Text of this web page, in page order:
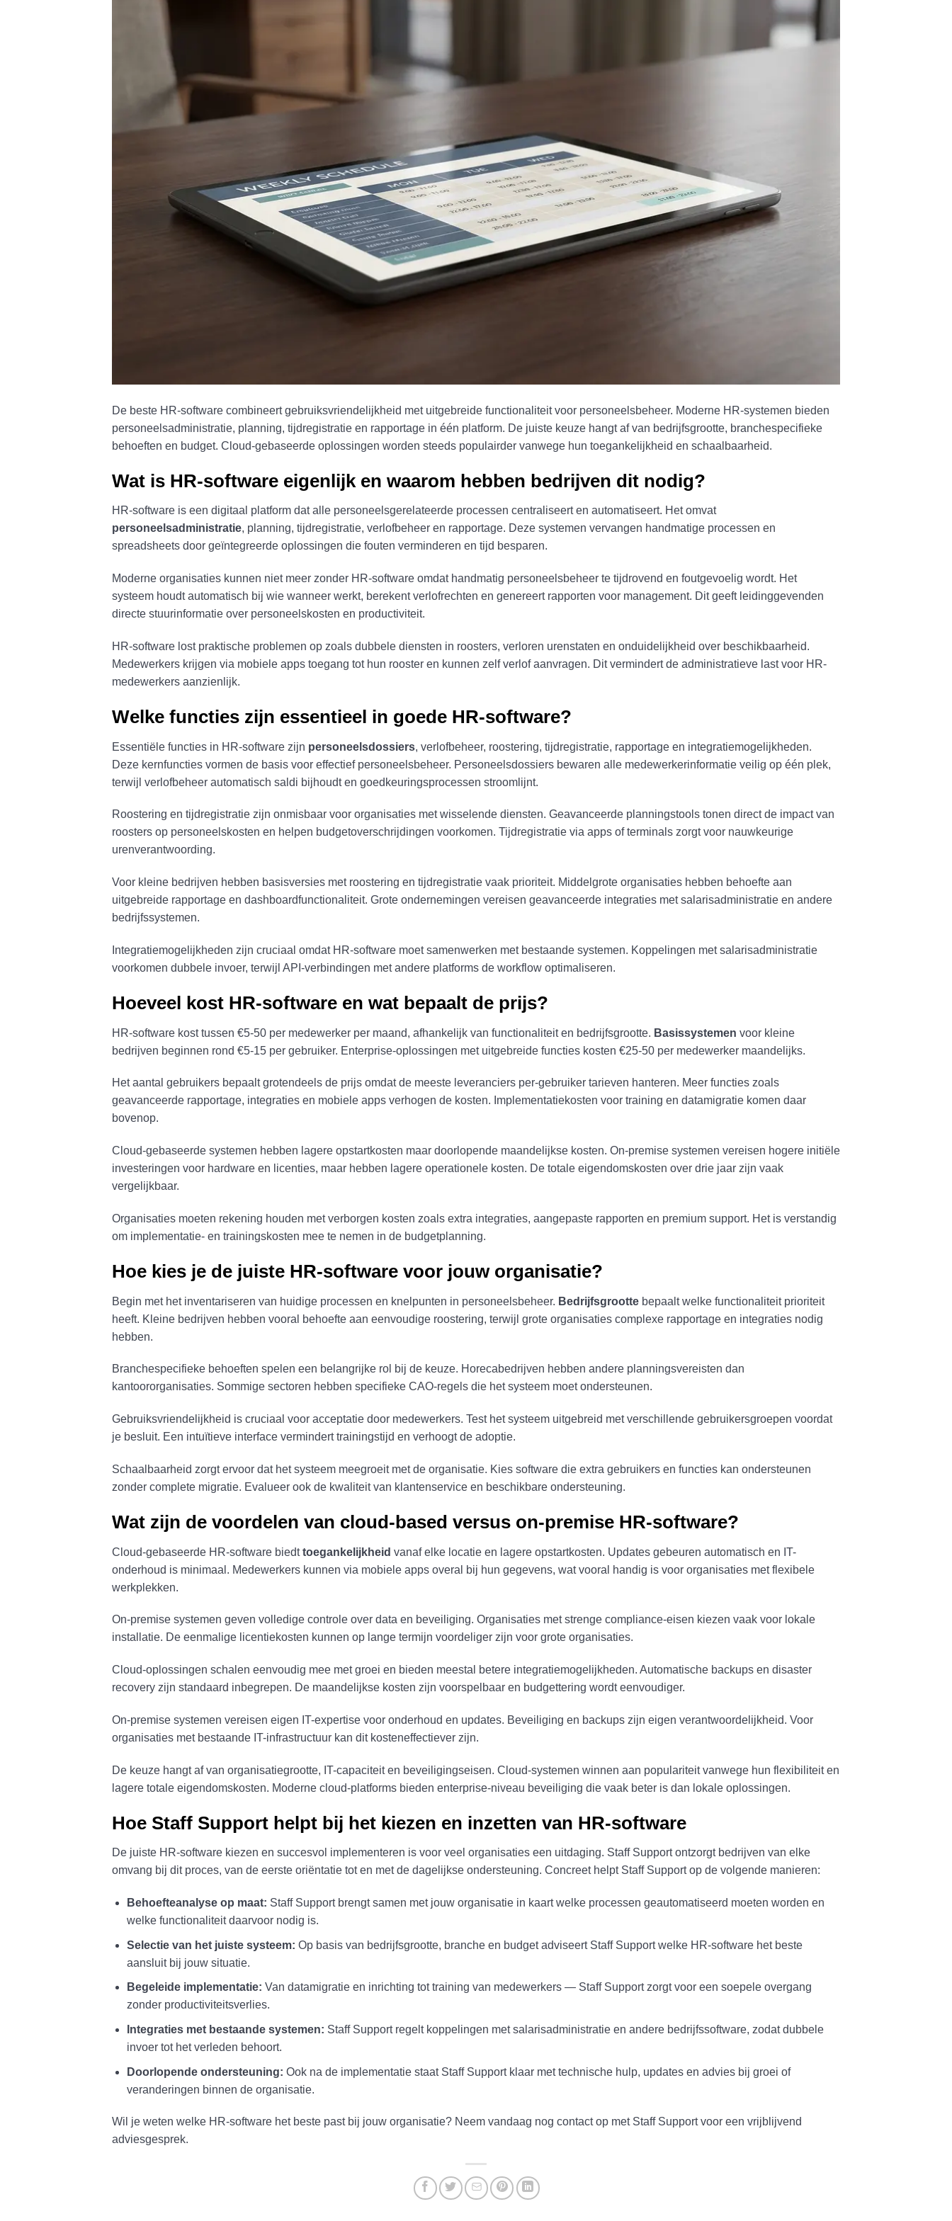
De beste HR-software combineert gebruiksvriendelijkheid met uitgebreide functionaliteit voor personeelsbeheer. Moderne HR-systemen bieden
personeelsadministratie, planning, tijdregistratie en rapportage in één platform. De juiste keuze hangt af van bedrijfsgrootte, branchespecifieke
behoeften en budget. Cloud-gebaseerde oplossingen worden steeds populairder vanwege hun toegankelijkheid en schaalbaarheid.
Wat is HR-software eigenlijk en waarom hebben bedrijven dit nodig?
HR-software is een digitaal platform dat alle personeelsgerelateerde processen centraliseert en automatiseert. Het omvat
personeelsadministratie, planning, tijdregistratie, verlofbeheer en rapportage. Deze systemen vervangen handmatige processen en
spreadsheets door geïntegreerde oplossingen die fouten verminderen en tijd besparen.
Moderne organisaties kunnen niet meer zonder HR-software omdat handmatig personeelsbeheer te tijdrovend en foutgevoelig wordt. Het
systeem houdt automatisch bij wie wanneer werkt, berekent verlofrechten en genereert rapporten voor management. Dit geeft leidinggevenden
directe stuurinformatie over personeelskosten en productiviteit.
HR-software lost praktische problemen op zoals dubbele diensten in roosters, verloren urenstaten en onduidelijkheid over beschikbaarheid.
Medewerkers krijgen via mobiele apps toegang tot hun rooster en kunnen zelf verlof aanvragen. Dit vermindert de administratieve last voor HR-
medewerkers aanzienlijk.
Welke functies zijn essentieel in goede HR-software?
Essentiële functies in HR-software zijn personeelsdossiers, verlofbeheer, roostering, tijdregistratie, rapportage en integratiemogelijkheden.
Deze kernfuncties vormen de basis voor effectief personeelsbeheer. Personeelsdossiers bewaren alle medewerkerinformatie veilig op één plek,
terwijl verlofbeheer automatisch saldi bijhoudt en goedkeuringsprocessen stroomlijnt.
Roostering en tijdregistratie zijn onmisbaar voor organisaties met wisselende diensten. Geavanceerde planningstools tonen direct de impact van
roosters op personeelskosten en helpen budgetoverschrijdingen voorkomen. Tijdregistratie via apps of terminals zorgt voor nauwkeurige
urenverantwoording.
Voor kleine bedrijven hebben basisversies met roostering en tijdregistratie vaak prioriteit. Middelgrote organisaties hebben behoefte aan
uitgebreide rapportage en dashboardfunctionaliteit. Grote ondernemingen vereisen geavanceerde integraties met salarisadministratie en andere
bedrijfssystemen.
Integratiemogelijkheden zijn cruciaal omdat HR-software moet samenwerken met bestaande systemen. Koppelingen met salarisadministratie
voorkomen dubbele invoer, terwijl API-verbindingen met andere platforms de workflow optimaliseren.
Hoeveel kost HR-software en wat bepaalt de prijs?
HR-software kost tussen €5-50 per medewerker per maand, afhankelijk van functionaliteit en bedrijfsgrootte. Basissystemen voor kleine
bedrijven beginnen rond €5-15 per gebruiker. Enterprise-oplossingen met uitgebreide functies kosten €25-50 per medewerker maandelijks.
Het aantal gebruikers bepaalt grotendeels de prijs omdat de meeste leveranciers per-gebruiker tarieven hanteren. Meer functies zoals
geavanceerde rapportage, integraties en mobiele apps verhogen de kosten. Implementatiekosten voor training en datamigratie komen daar
bovenop.
Cloud-gebaseerde systemen hebben lagere opstartkosten maar doorlopende maandelijkse kosten. On-premise systemen vereisen hogere initiële
investeringen voor hardware en licenties, maar hebben lagere operationele kosten. De totale eigendomskosten over drie jaar zijn vaak
vergelijkbaar.
Organisaties moeten rekening houden met verborgen kosten zoals extra integraties, aangepaste rapporten en premium support. Het is verstandig
om implementatie- en trainingskosten mee te nemen in de budgetplanning.
Hoe kies je de juiste HR-software voor jouw organisatie?
Begin met het inventariseren van huidige processen en knelpunten in personeelsbeheer. Bedrijfsgroottebepaalt welke functionaliteit prioriteit
heeft. Kleine bedrijven hebben vooral behoefte aan eenvoudige roostering, terwijl grote organisaties complexe rapportage en integraties nodig
hebben.
Branchespecifieke behoeften spelen een belangrijke rol bij de keuze. Horecabedrijven hebben andere planningsvereisten dan
kantoororganisaties. Sommige sectoren hebben specifieke CAO-regels die het systeem moet ondersteunen.
Gebruiksvriendelijkheid is cruciaal voor acceptatie door medewerkers. Test het systeem uitgebreid met verschillende gebruikersgroepen voordat
je besluit. Een intuïtieve interface vermindert trainingstijd en verhoogt de adoptie.
Schaalbaarheid zorgt ervoor dat het systeem meegroeit met de organisatie. Kies software die extra gebruikers en functies kan ondersteunen
zonder complete migratie. Evalueer ook de kwaliteit van klantenservice en beschikbare ondersteuning.
Wat zijn de voordelen van cloud-based versus on-premise HR-software?
Cloud-gebaseerde HR-software biedttoegankelijkheid vanaf elke locatie en lagere opstartkosten. Updates gebeuren automatisch en IT-
onderhoud is minimaal. Medewerkers kunnen via mobiele apps overal bij hun gegevens, wat vooral handig is voor organisaties met flexibele
werkplekken.
On-premise systemen geven volledige controle over data en beveiliging. Organisaties met strenge compliance-eisen kiezen vaak voor lokale
installatie. De eenmalige licentiekosten kunnen op lange termijn voordeliger zijn voor grote organisaties.
Cloud-oplossingen schalen eenvoudig mee met groei en bieden meestal betere integratiemogelijkheden. Automatische backups en disaster
recovery zijn standaard inbegrepen. De maandelijkse kosten zijn voorspelbaar en budgettering wordt eenvoudiger.
On-premise systemen vereisen eigen IT-expertise voor onderhoud en updates. Beveiliging en backups zijn eigen verantwoordelijkheid. Voor
organisaties met bestaande IT-infrastructuur kan dit kosteneffectiever zijn.
De keuze hangt af van organisatiegrootte, IT-capaciteit en beveiligingseisen. Cloud-systemen winnen aan populariteit vanwege hun flexibiliteit en
lagere totale eigendomskosten. Moderne cloud-platforms bieden enterprise-niveau beveiliging die vaak beter is dan lokale oplossingen.
Hoe Staff Support helpt bij het kiezen en inzetten van HR-software
De juiste HR-software kiezen en succesvol implementeren is voor veel organisaties een uitdaging. Staff Support ontzorgt bedrijven van elke
omvang bij dit proces, van de eerste oriëntatie tot en met de dagelijkse ondersteuning. Concreet helpt Staff Support op de volgende manieren:
Behoefteanalyse op maat: Staff Support brengt samen met jouw organisatie in kaart welke processen geautomatiseerd moeten worden en
welke functionaliteit daarvoor nodig is.
Selectie van het juiste systeem: Op basis van bedrijfsgrootte, branche en budget adviseert Staff Support welke HR-software het beste
aansluit bij jouw situatie.
Begeleide implementatie: Van datamigratie en inrichting tot training van medewerkers — Staff Support zorgt voor een soepele overgang
zonder productiviteitsverlies.
Integraties met bestaande systemen: Staff Support regelt koppelingen met salarisadministratie en andere bedrijfssoftware, zodat dubbele
invoer tot het verleden behoort.
Doorlopende ondersteuning: Ook na de implementatie staat Staff Support klaar met technische hulp, updates en advies bij groei of
veranderingen binnen de organisatie.
Wil je weten welke HR-software het beste past bij jouw organisatie? Neem vandaag nog contact op met Staff Support voor een vrijblijvend
adviesgesprek.